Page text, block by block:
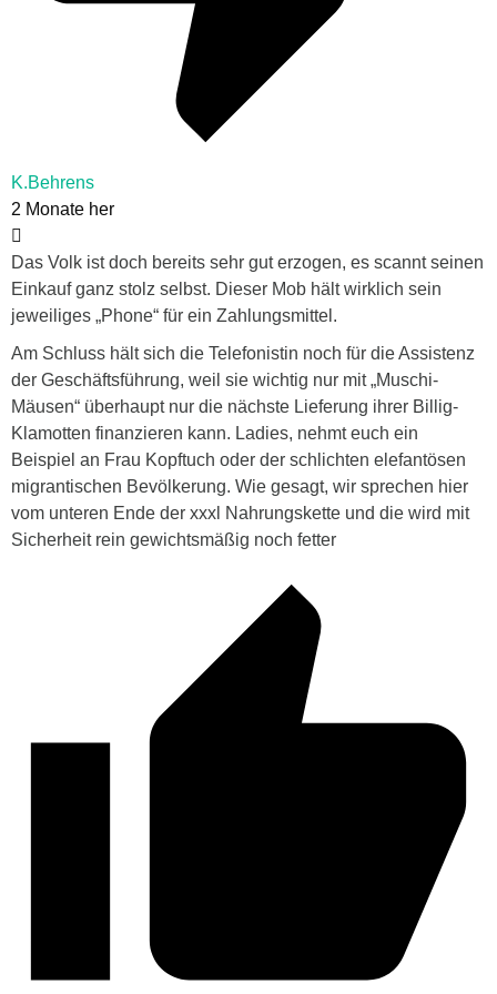
K.Behrens
2 Monate her
Das Volk ist doch bereits sehr gut erzogen, es scannt seinen
Einkauf ganz stolz selbst. Dieser Mob hält wirklich sein
jeweiliges „Phone“ für ein Zahlungsmittel.
Am Schluss hält sich die Telefonistin noch für die Assistenz
der Geschäftsführung, weil sie wichtig nur mit „Muschi-
Mäusen“ überhaupt nur die nächste Lieferung ihrer Billig-
Klamotten finanzieren kann. Ladies, nehmt euch ein
Beispiel an Frau Kopftuch oder der schlichten elefantösen
migrantischen Bevölkerung. Wie gesagt, wir sprechen hier
vom unteren Ende der xxxl Nahrungskette und die wird mit
Sicherheit rein gewichtsmäßig noch fetter